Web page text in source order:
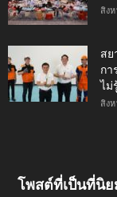
สิง
สย
กา
ไม่
สิง
โพสต์ที่เป็นที่นิย